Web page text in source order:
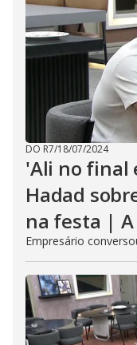
DO R7/18/07/2024
'Ali no final
Hadad
na festa |
Empresário